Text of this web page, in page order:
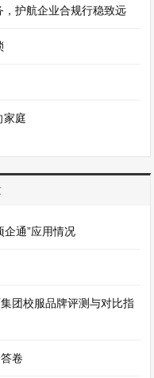
护航企业合规行稳致远
家庭
企通”应用情况
团校服品牌评测与对比指
卷